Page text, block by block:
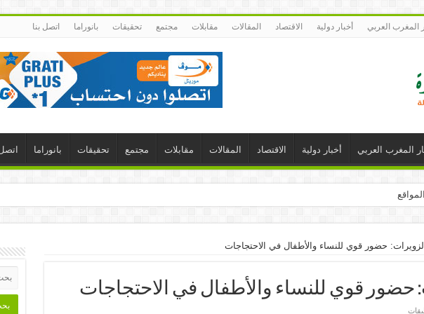
المغرب العربي أخبار دولية الاقتصاد المقالات مقابلات مجتمع تحقيقات بانوراما اتصل بنا
المغرب العربي أخبار دولية الاقتصاد المقالات مقابلات مجتمع تحقيقات بانوراما
الزويرات: حضور قوي للنساء والأطفال في الاحتجاجات
حضور قوي للنساء والأطفال في الاحتجاجات